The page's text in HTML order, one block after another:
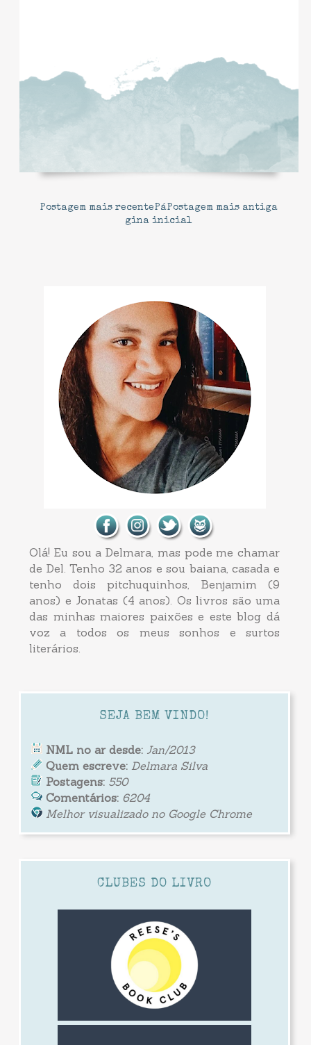
Postagem mais recente Postagem mais antiga
Pá
gina inicial
Olá! Eu sou a Delmara, mas pode me chamar
de Del. Tenho 32 anos e sou baiana, casada e
tenho dois pitchuquinhos, Benjamim (9
anos) e Jonatas (4 anos). Os livros são uma
das minhas maiores paixões e este blog dá
voz a todos os meus sonhos e surtos
literários.
SEJA BEM VINDO!
NML no ar desde: Jan/2013
Quem escreve: Delmara Silva
Postagens: 550
Comentários: 6204
Melhor visualizado no Google Chrome
CLUBES DO LIVRO